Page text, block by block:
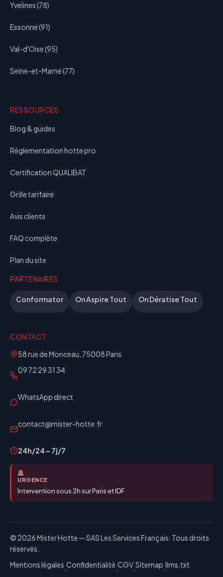
Yvelines (78)
Essonne (91)
Val-d'Oise (95)
Seine-et-Marne (77)
RESSOURCES
Blog & guides
Réglementation hotte pro
Certification QUALIBAT
Grille tarifaire
Avis clients
FAQ complète
Plan du site
PARTENAIRES
Conformator On Aspire Tout On Dératise Tout
CONTACT
58 rue de Monceau, 75008 Paris
09 72 29 31 34
WhatsApp direct
contact@mister-hotte.fr
24h/24 – 7j/7
URGENCE
Intervention sous 2h sur Paris et IDF
© 2026 Mister Hotte — SAS Les Services Français. Tous droits
réservés.
Mentions légales
·
Confidentialité
·
CGV
·
Sitemap
·
llms.txt